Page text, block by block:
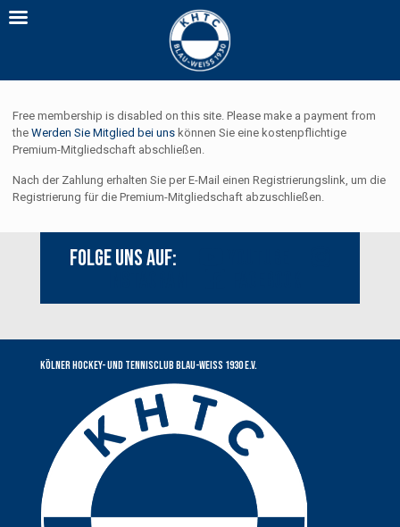
Free membership is disabled on this site. Please make a payment from
theWerden Sie Mitglied bei uns können Sie eine kostenpflichtige
Premium-Mitgliedschaft abschließen.
Nach der Zahlung erhalten Sie per E-Mail einen Registrierungslink, um die
Registrierung für die Premium-Mitgliedschaft abzuschließen.
Folge uns auf:
Kölner Hockey- und Tennisclub Blau-Weiss 1930 e.V.